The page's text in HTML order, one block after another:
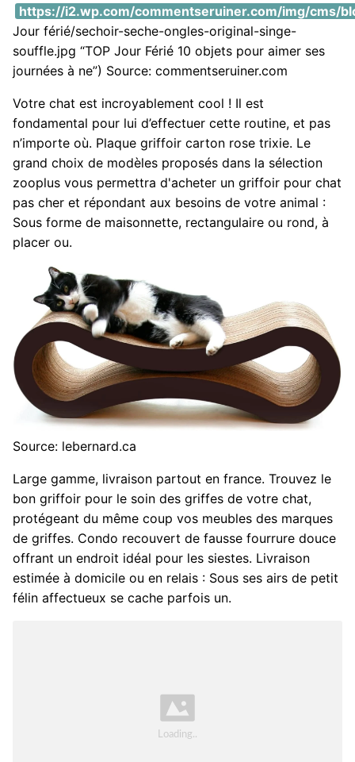
https://i2.wp.com/commentseruiner.com/img/cms/
Jour férié/sechoir-seche-ongles-original-singe-
souffle.jpg “TOP Jour Férié 10 objets pour aimer ses
journées à ne”) Source: commentseruiner.com
Votre chat est incroyablement cool ! Il est
fondamental pour lui d’effectuer cette routine, et pas
n’importe où. Plaque griffoir carton rose trixie. Le
grand choix de modèles proposés dans la sélection
zooplus vous permettra d'acheter un griffoir pour chat
pas cher et répondant aux besoins de votre animal :
Sous forme de maisonnette, rectangulaire ou rond, à
placer ou.
Source: lebernard.ca
Large gamme, livraison partout en france. Trouvez le
bon griffoir pour le soin des griffes de votre chat,
protégeant du même coup vos meubles des marques
de griffes. Condo recouvert de fausse fourrure douce
offrant un endroit idéal pour les siestes. Livraison
estimée à domicile ou en relais : Sous ses airs de petit
félin affectueux se cache parfois un.